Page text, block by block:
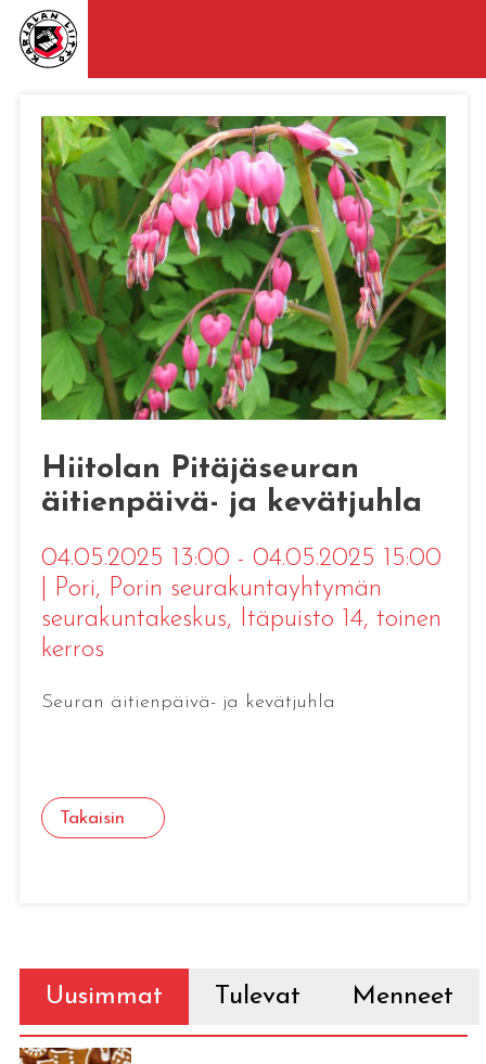
Hiitolan Pitäjäseuran
äitienpäivä- ja kevätjuhla
04.05.2025 13:00 - 04.05.2025 15:00
Pori, Porin seurakuntayhtymän
seurakuntakeskus, Itäpuisto 14, toinen
kerros
Seuran äitienpäivä- ja kevätjuhla
Takaisin
Uusimmat Tulevat Menneet